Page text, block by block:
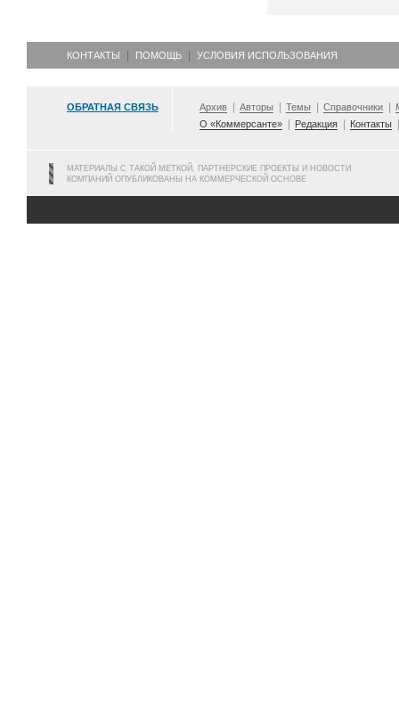
КОНТАКТЫ ПОМОЩЬ УСЛОВИЯ ИСПОЛЬЗОВАНИЯ
ОБРАТНАЯ СВЯЗЬ Архив Авторы Темы Справочники
О «Коммерсанте»
Редакция Контакты
МАТЕРИАЛЫ С ТАКОЙ МЕТКОЙ, ПАРТНЕРСКИЕ ПРОЕКТЫ И НОВОСТИ
КОМПАНИЙ ОПУБЛИКОВАНЫ НА КОММЕРЧЕСКОЙ ОСНОВЕ